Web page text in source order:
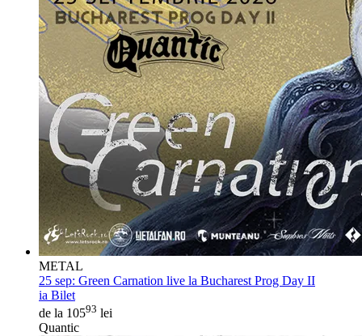
METAL
25 sep: Green Carnation live la Bucharest Prog Day II
ia Bilet
de la 10593 lei
Quantic